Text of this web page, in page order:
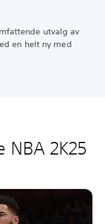
utvalg av
en helt ny med
2K25